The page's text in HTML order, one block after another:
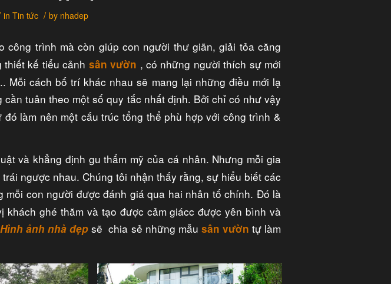
in Tin tức / by nhadep
công trình mà còn giúp con người thư giãn, giải tỏa căng
kế tiểu cảnh sân vườn , có những người thích sự mới
cách bố trí khác nhau sẽ mang lại những điều mới lạ
cần tuân theo một số quy tắc nhất định. Bởi chỉ có như vậy
làm nên một cấu trúc tổng thể phù hợp với công trình &
và khẳng định gu thẩm mỹ của cá nhân. Nhưng mỗi gia
ngược nhau. Chúng tôi nhận thấy rằng, sự hiểu biết các
mỗi con người được đánh giá qua hai nhân tố chính. Đó là
ghé thăm và tạo được cảm giácc được yên bình và
Hình ảnh nhà đẹp sẽ chia sẻ những mẫu sân vườn tự làm